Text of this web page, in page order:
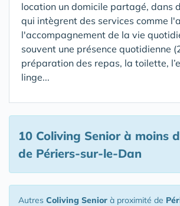
location un domicile partagé, dans
qui intègrent des services comme
l'accompagnement de la vie
souvent une présence quotidienne
préparation des repas, la toilette,
linge...
10 Coliving Seniorà moins
de Périers-sur-le-Dan
Autres Coliving Senior à proximité de